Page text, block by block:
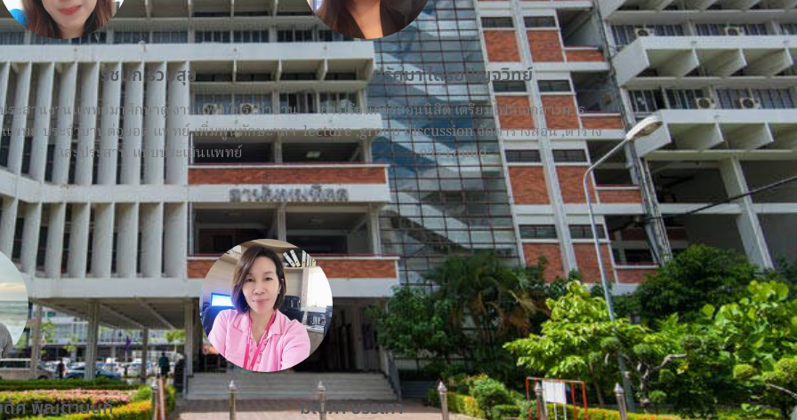
รัชนก ร่วมสุข
ประสานงานแพทย์มาศึกษาดู งานแพทย์ประจําบ้าน
แพทย์ ประจําบานต่อยอด แพทย์ เพิ่มพูนทักษะฯลฯ
และประสาน แบบประเมินแพทย์
ปรัศมา ไตรยปัญจวิทย์
การเรียนการสอนนิสิต เตรียมไฟล์เอกสารการ
lecture ,group discussion จัดตารางสอน ,ตาราง
การ round
ศ พิณตานนท์ มณิภา บรรเทา